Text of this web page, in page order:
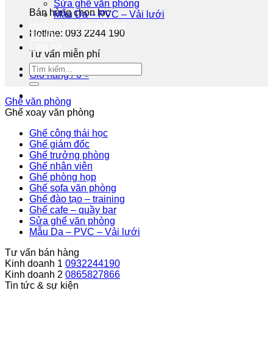
Bán hàng chọn lọc
Hotline: 093 2244 190
Tư vấn miễn phí
Giỏ hàng /0₫
Sửa ghế văn phòng
Mẫu Da – PVC – Vải lưới
Tin tức
Liên hệ
Ghế văn phòng
Ghế xoay văn phòng
Ghế công thái học
Ghế giám đốc
Ghế trưởng phòng
Ghế nhân viên
Ghế phòng họp
Ghế sofa văn phòng
Ghế đào tạo – training
Ghế cafe – quầy bar
Sửa ghế văn phòng
Mẫu Da – PVC – Vải lưới
Tư vấn bán hàng
Kinh doanh 1 0932244190
Kinh doanh 2 0865827866
Tin tức & sự kiện